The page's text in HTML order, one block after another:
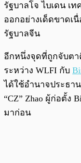
รัฐบาลโจ ไบเดน เ
ออกอย่างเด็ดขาดเ
รัฐบาลจีน
อีกหนึ่งจุดที่ถูกจับตา
ระหว่าง WLFI กับ
ได้ใช้อำนาจประธา
“CZ” Zhao ผู้ก่อตั้ง
มาก่อน